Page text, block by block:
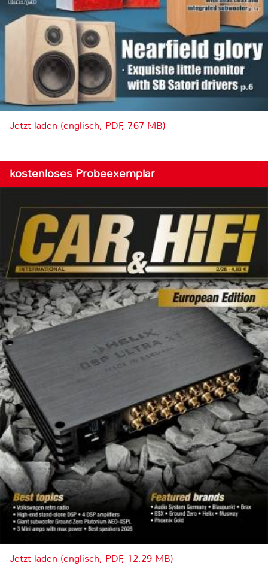
Jetzt laden (englisch, PDF, 7.67 MB)
kostenloses Probeexemplar
Jetzt laden (englisch, PDF, 12.29 MB)